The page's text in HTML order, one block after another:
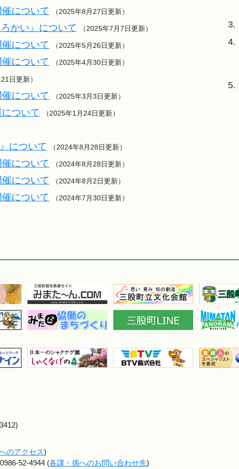
について （2025年8月27日更新）
かい』について （2025年7月7日更新）
について （2025年5月26日更新）
について （2025年4月30日更新）
日更新）
について （2025年3月3日更新）
ついて （2025年1月24日更新）
について （2024年8月28日更新）
について （2024年8月28日更新）
について （2024年8月2日更新）
について （2024年7月30日更新）
3.
4.
5.
のアクセス)
52-4944 (各課・係へのお問い合わせ先)